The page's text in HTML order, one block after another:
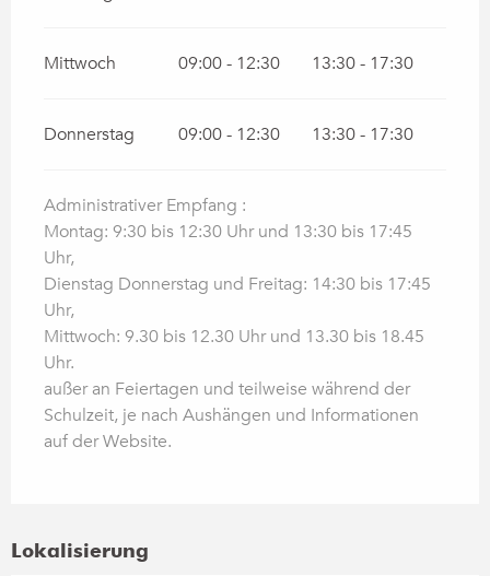
Mittwoch 09:00 - 12:30 13:30 - 17:30
Donnerstag 09:00 - 12:30 13:30 - 17:30
Administrativer Empfang :
Montag: 9:30 bis 12:30 Uhr und 13:30 bis 17:45
Uhr,
Dienstag Donnerstag und Freitag: 14:30 bis 17:45
Uhr,
Mittwoch: 9.30 bis 12.30 Uhr und 13.30 bis 18.45
Uhr.
außer an Feiertagen und teilweise während der
Schulzeit, je nach Aushängen und Informationen
auf der Website.
Lokalisierung